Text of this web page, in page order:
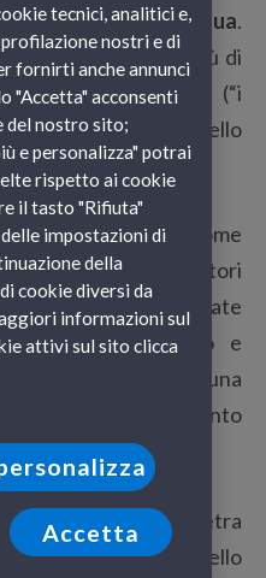
trovateDolceacqua.
abitato da poco più di
di stradine (“i
e l’imponente Castello
anche come
amatissimo dai pittori
di murales sulle facciate
suggestivo e
gli sono valsi una
Club e l’inserimento
d’Italia.
Genova, dopo Pietra
Verezzi: un gioiello
tecnici, analitici e,
nostri e di
fornirti anche annunci
"Accetta" acconsenti
del nostro sito;
e personalizza" potrai
rispetto ai cookie
il tasto "Rifiuta"
impostazioni di
della
cookie diversi da
informazioni sul
attivi sul sito clicca
Accetta